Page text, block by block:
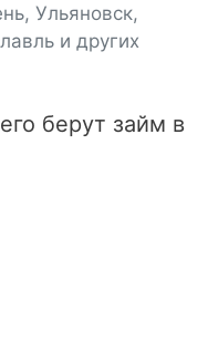
Ульяновск,
и других
берут займ в